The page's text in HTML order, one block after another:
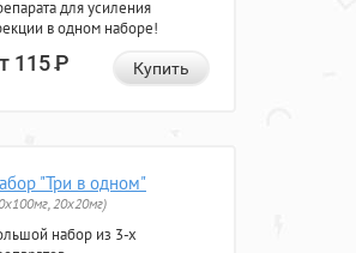
для усиления
в одном наборе!
115Р Купить
"Три в одном"
20x20мг)
набор из 3-х